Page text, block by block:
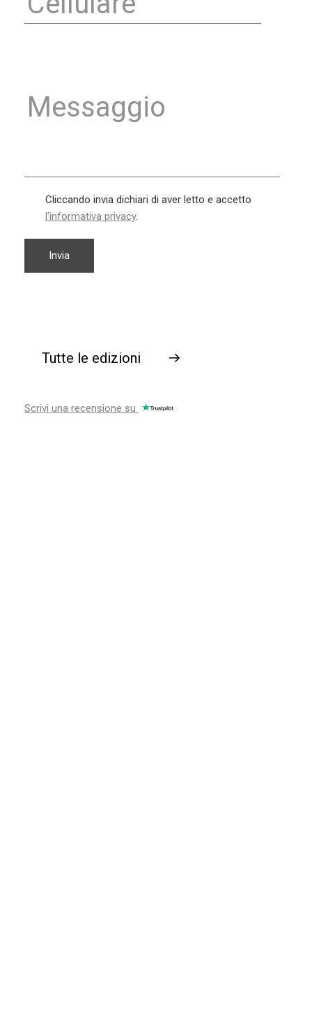
Cliccando invia dichiari di aver letto e accetto
l'informativa privacy.
Tutte le edizioni →
Scrivi una recensione su